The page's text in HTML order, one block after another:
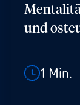
und
1 Min.